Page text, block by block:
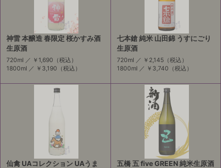
神雷 本醸造 春限定 桜かすみ酒
生原酒
720ml ／ ￥1,690 （税込）
1800ml ／ ￥3,190 （税込）
七本鎗 純米 山田錦 うすにごり
生原酒
720ml ／ ￥2,145（税込）
1800ml ／ ￥3,740 （税込）
仙禽 UAコレクション UAうま
五橋 五 five GREEN 純米生原酒